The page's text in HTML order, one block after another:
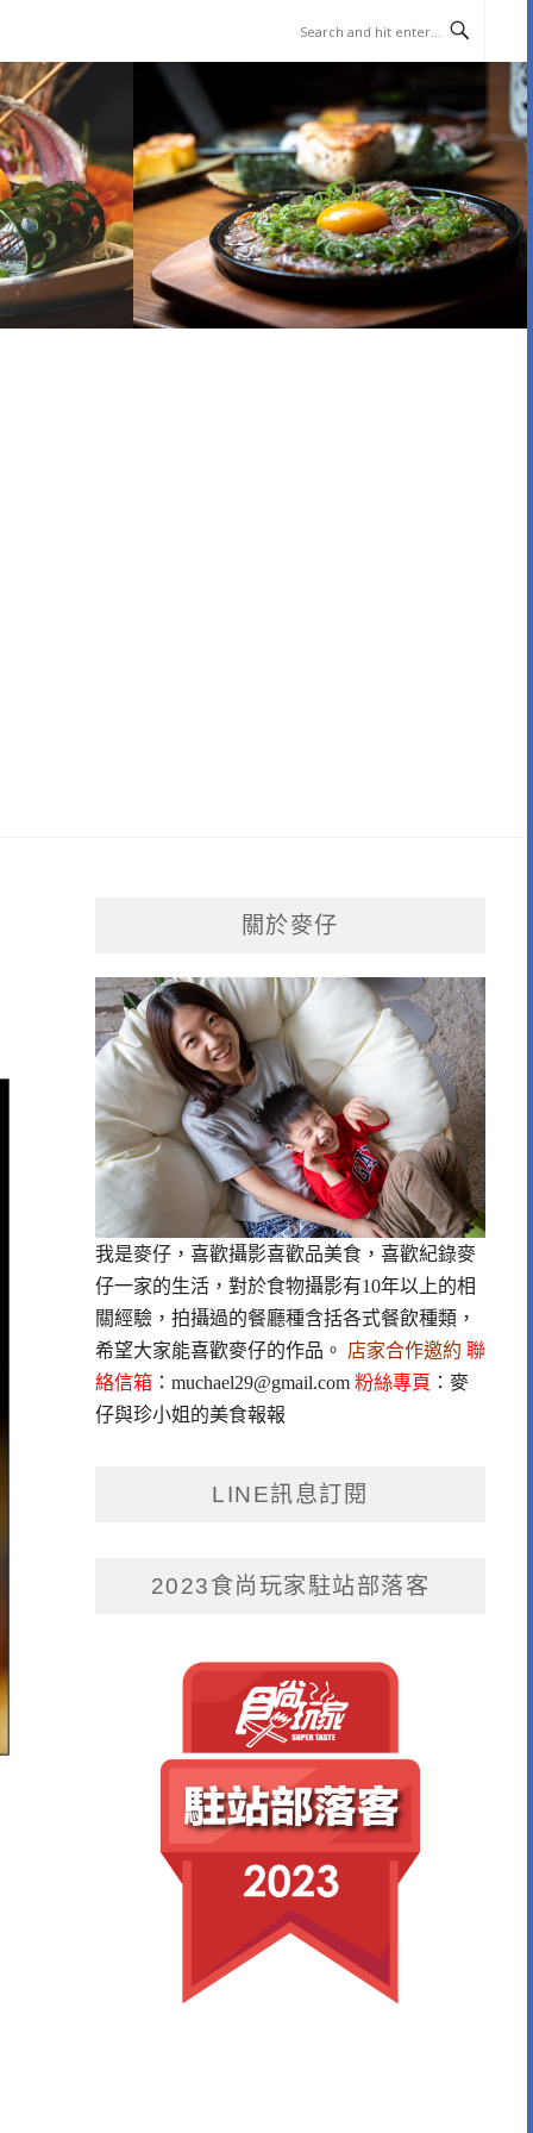
關於麥仔
我是麥仔，喜歡攝影喜歡品美食，喜歡紀錄麥
仔一家的生活，對於食物攝影有10年以上的相
關經驗，拍攝過的餐廳種含括各式餐飲種類，
希望大家能喜歡麥仔的作品。 店家合作邀約 聯
絡信箱： muchael29@gmail.com 粉絲專頁 ： 麥
仔與珍小姐的美食報報
LINE訊息訂閱
2023食尚玩家駐站部落客